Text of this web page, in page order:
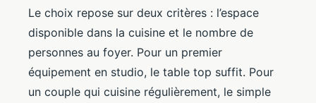
Le choix repose sur deux critères : l’espace
disponible dans la cuisine et le nombre de
personnes au foyer. Pour un premier
équipement en studio, le table top suffit. Pour
un couple qui cuisine régulièrement, le simple